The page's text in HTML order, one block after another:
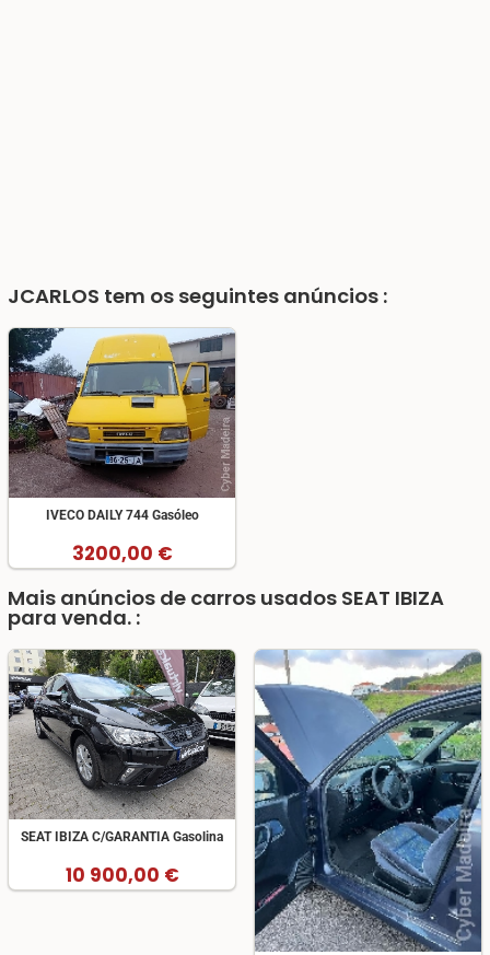
JCARLOS tem os seguintes anúncios :
IVECO DAILY 744 Gasóleo
3200,00 €
Mais anúncios de carros usados SEAT IBIZA
para venda. :
SEAT IBIZA C/GARANTIA Gasolina
10 900,00 €